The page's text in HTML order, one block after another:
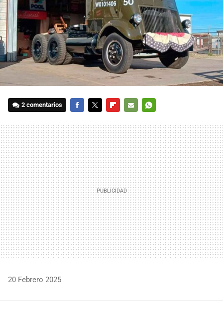
2 comentarios
MAIL
20 Febrero 2025